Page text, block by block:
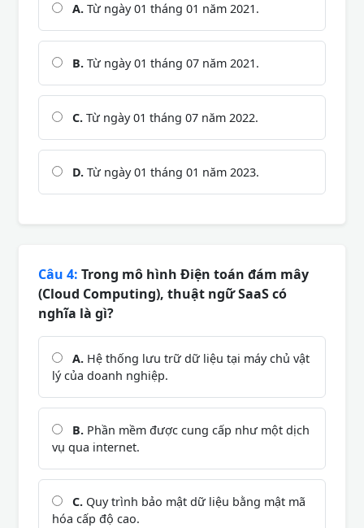
A. Từ ngày 01 tháng 01 năm 2021.
B. Từ ngày 01 tháng 07 năm 2021.
C. Từ ngày 01 tháng 07 năm 2022.
D. Từ ngày 01 tháng 01 năm 2023.
Câu 4: Trong mô hình Điện toán đám mây
(Cloud Computing), thuật ngữ SaaS có
nghĩa là gì?
A. Hệ thống lưu trữ dữ liệu tại máy chủ vật
lý của doanh nghiệp.
B. Phần mềm được cung cấp như một dịch
vụ qua internet.
C. Quy trình bảo mật dữ liệu bằng mật mã
hóa cấp độ cao.